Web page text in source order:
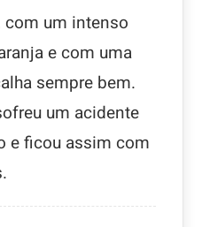
com um intenso
e com uma
sempre bem.
um acidente
e ficou assim com